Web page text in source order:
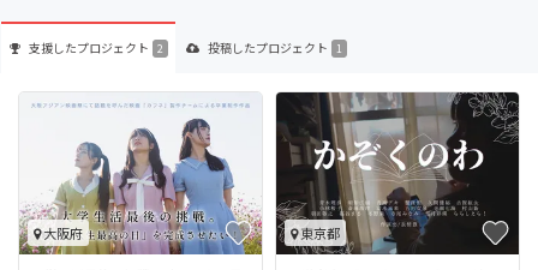
支援したプロジェクト 2 投稿したプロジェクト 1
大阪府 東京都